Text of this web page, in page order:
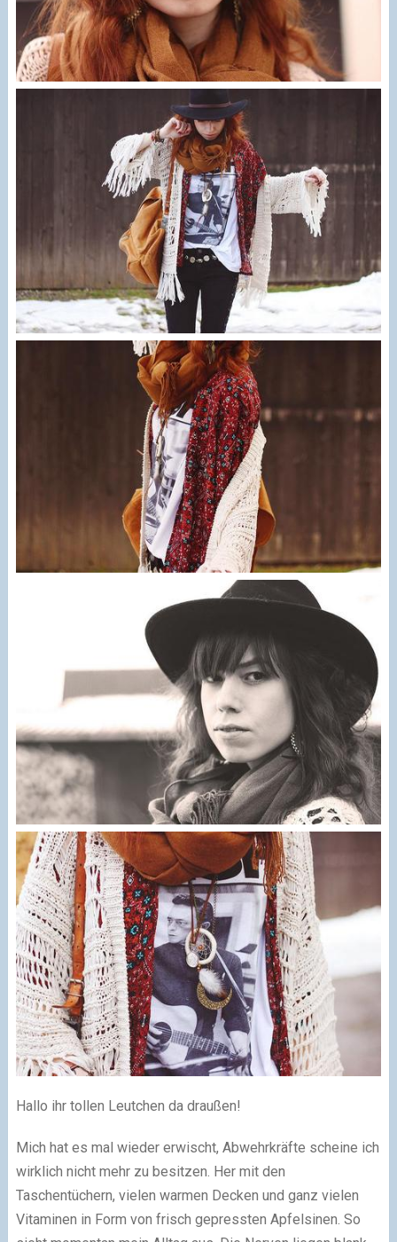
Hallo ihr tollen Leutchen da draußen!
Mich hat es mal wieder erwischt, Abwehrkräfte scheine ich
wirklich nicht mehr zu besitzen. Her mit den
Taschentüchern, vielen warmen Decken und ganz vielen
Vitaminen in Form von frisch gepressten Apfelsinen. So